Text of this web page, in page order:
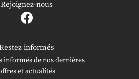
Rejoignez-nous
Restez informés
informés de nos dernières
et actualités